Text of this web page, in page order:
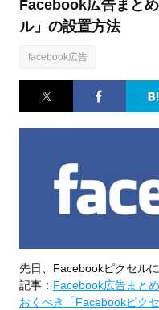
Facebook広告まと
ル」の設置方法
facebook広告
先日、Facebookピクセル
記事： Facebook広告まと
おくべき「Facebookピク